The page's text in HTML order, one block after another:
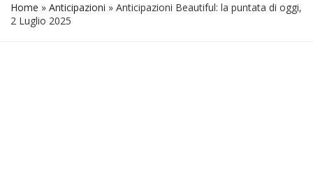
Home » Anticipazioni » Anticipazioni Beautiful: la puntata di oggi,
2 Luglio 2025